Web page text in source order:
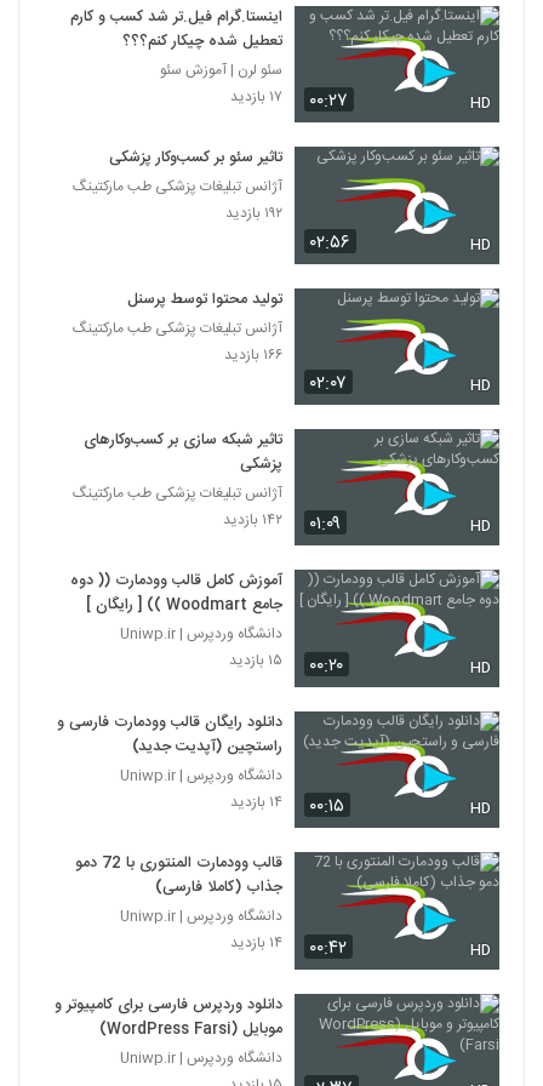
۰۰:۲۷ HD
اینستا.گرام فیل.تر شد کسب و کارم
تعطیل شده چیکار کنم؟؟؟
سئو لرن | آموزش سئو
۱۷ بازدید
۰۲:۵۶ HD
تاثیر سئو بر کسب‌و‌کار پزشکی
آژانس تبلیغات پزشکی طب مارکتینگ
۱۹۲ بازدید
۰۲:۰۷ HD
تولید محتوا توسط پرسنل
آژانس تبلیغات پزشکی طب مارکتینگ
۱۶۶ بازدید
۰۱:۰۹ HD
تاثیر شبکه سازی بر کسب‌وکارهای
پزشکی
آژانس تبلیغات پزشکی طب مارکتینگ
۱۴۲ بازدید
۰۰:۲۰ HD
آموزش کامل قالب وودمارت (( دوه
جامع Woodmart )) [ رایگان ]
دانشگاه وردپرس | Uniwp.ir
۱۵ بازدید
۰۰:۱۵ HD
دانلود رایگان قالب وودمارت فارسی و
راستچین (آپدیت جدید)
دانشگاه وردپرس | Uniwp.ir
۱۴ بازدید
۰۰:۴۲ HD
قالب وودمارت المنتوری با 72 دمو
جذاب (کاملا فارسی)
دانشگاه وردپرس | Uniwp.ir
۱۴ بازدید
دانلود وردپرس فارسی برای کامپیوتر و
موبایل (WordPress Farsi)
دانشگاه وردپرس | Uniwp.ir